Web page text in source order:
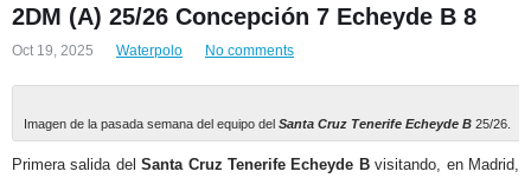
2DM (A) 25/26 Concepción 7 Echeyde B 8
Oct 19, 2025 Waterpolo No comments
Imagen de la pasada semana del equipo del Santa Cruz Tenerife Echeyde B25/26.
Primera salida delSanta Cruz Tenerife Echeyde Bvisitando, en Madrid,